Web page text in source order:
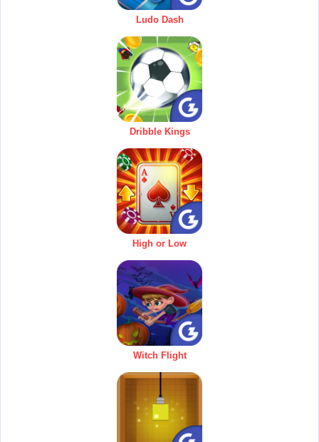
Ludo Dash
Dribble Kings
High or Low
Witch Flight